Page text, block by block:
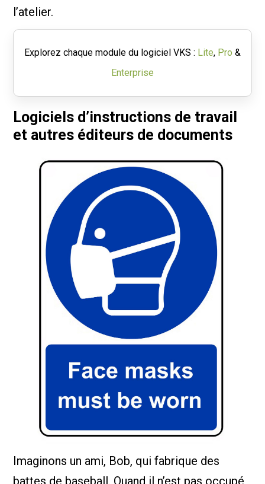
l’atelier.
Explorez chaque module du logiciel VKS : Lite, Pro &
Enterprise
Logiciels d’instructions de travail
et autres éditeurs de documents
Imaginons un ami, Bob, qui fabrique des
battes de baseball. Quand il n’est pas occupé